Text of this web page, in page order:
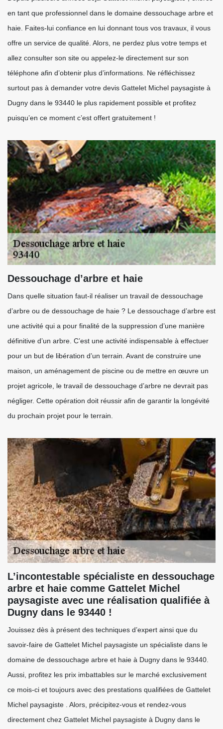
en tant que professionnel dans le domaine dessouchage arbre et
haie. Faites-lui confiance en lui donnant tous vos travaux, il vous
offre un service de qualité. Alors, ne perdez plus votre temps et
allez consulter son site ou appelez-le directement sur son
téléphone afin d’obtenir plus d’informations. Ne réfléchissez
surtout pas à demander votre devis Gattelet Michel paysagiste à
Dugny dans le 93440 le plus rapidement possible et profitez
puisqu’en ce moment c’est offert gratuitement !
Dessouchage d’arbre et haie
Dans quelle situation faut-il réaliser un travail de dessouchage
d’arbre ou de dessouchage de haie ? Le dessouchage d’arbre est
une activité qui a pour finalité de la suppression d’une manière
définitive d’un arbre. C’est une activité indispensable à effectuer
pour un but de libération d’un terrain. Avant de construire une
maison, un aménagement de piscine ou de mettre en œuvre un
projet agricole, le travail de dessouchage d’arbre ne devrait pas
négliger. Cette opération doit réussir afin de garantir la longévité
du prochain projet pour le terrain.
L’incontestable spécialiste en dessouchage
arbre et haie comme Gattelet Michel
paysagiste avec une réalisation qualifiée à
Dugny dans le 93440 !
Jouissez dès à présent des techniques d’expert ainsi que du
savoir-faire de Gattelet Michel paysagiste un spécialiste dans le
domaine de dessouchage arbre et haie à Dugny dans le 93440.
Aussi, profitez les prix imbattables sur le marché exclusivement
ce mois-ci et toujours avec des prestations qualifiées de Gattelet
Michel paysagiste . Alors, précipitez-vous et rendez-vous
directement chez Gattelet Michel paysagiste à Dugny dans le